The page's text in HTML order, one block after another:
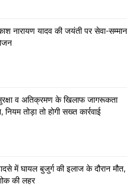
नारायण यादव की जयंती पर सेवा-सम्मान
व अतिक्रमण के खिलाफ जागरूकता
नियम तोड़ा तो होगी सख्त कार्रवाई
में घायल बुजुर्ग की इलाज के दौरान मौत,
की लहर